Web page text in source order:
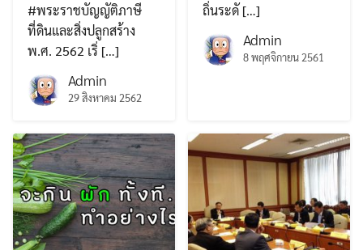
#พระราชบัญญัติภาษี
ที่ดินและสิ่งปลูกสร้าง
พ.ศ. 2562 เริ่ […]
Admin
29 สิงหาคม 2562
ถิ่นระดั […]
Admin
8 พฤศจิกายน 2561